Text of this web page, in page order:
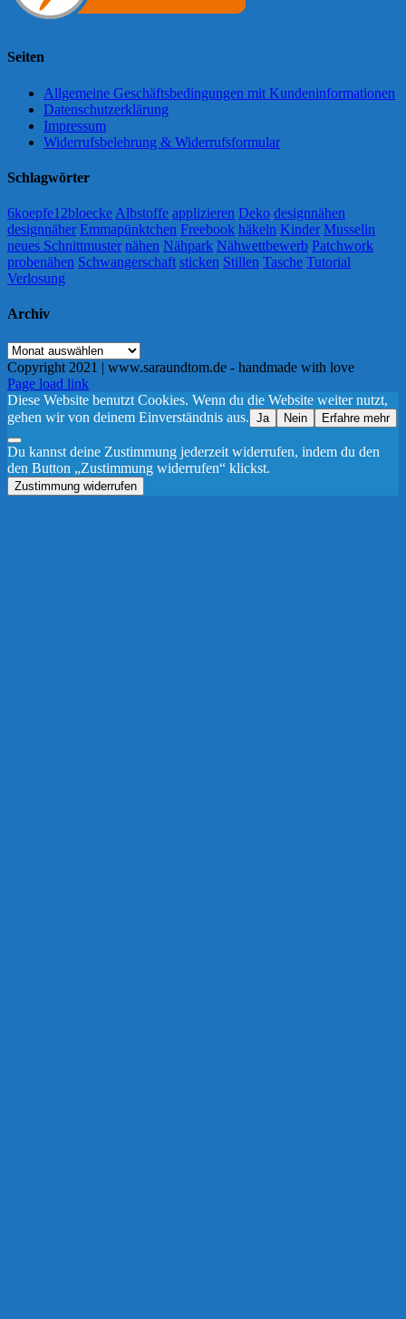
Seiten
Allgemeine Geschäftsbedingungen mit Kundeninformationen
Datenschutzerklärung
Impressum
Widerrufsbelehrung & Widerrufsformular
Schlagwörter
6koepfe12bloecke Albstoffe applizieren Deko designnähen
designnäher Emmapünktchen Freebook häkeln Kinder Musselin
neues Schnittmuster nähen Nähpark Nähwettbewerb Patchwork
probenähen Schwangerschaft sticken Stillen Tasche Tutorial
Verlosung
Archiv
Archiv
Copyright 2021 | www.saraundtom.de - handmade with love
Instagram
Page load link
Diese Website benutzt Cookies. Wenn du die Website weiter nutzt,
gehen wir von deinem Einverständnis aus. Ja Nein Erfahre mehr
Du kannst deine Zustimmung jederzeit widerrufen, indem du den
den Button „Zustimmung widerrufen“ klickst.
Zustimmung widerrufen